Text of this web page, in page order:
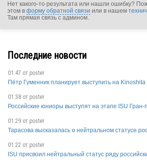
TUR
TUR
TUR
Нет какого-то результата или нашли ошибку?
этом в форму обратной связи или в нашем
Там прямая связь с админом.
Последние новости
01:47 от poster
Пётр Гуменник планирует выступить на
01:38 от poster
Российские юниоры выступят на этапе ISU
01:29 от poster
Тарасова высказалась о нейтральном статусе
01:22 от poster
ISU присвоил нейтральный статус ряду